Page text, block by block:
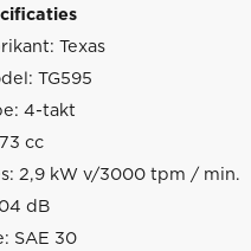
Texas
TG595
4-takt
cc
2,9 kW v/3000 tpm / min.
dB
SAE 30